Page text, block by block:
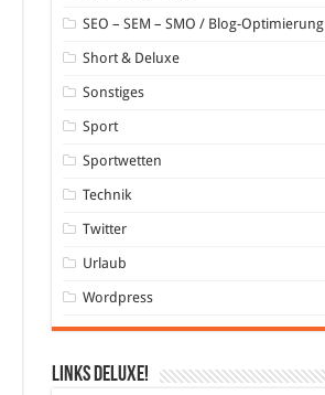
SEO – SEM – SMO / Blog-Optimierung
Short & Deluxe
Sonstiges
Sport
Sportwetten
Technik
Twitter
Urlaub
Wordpress
Links DeLuXe!